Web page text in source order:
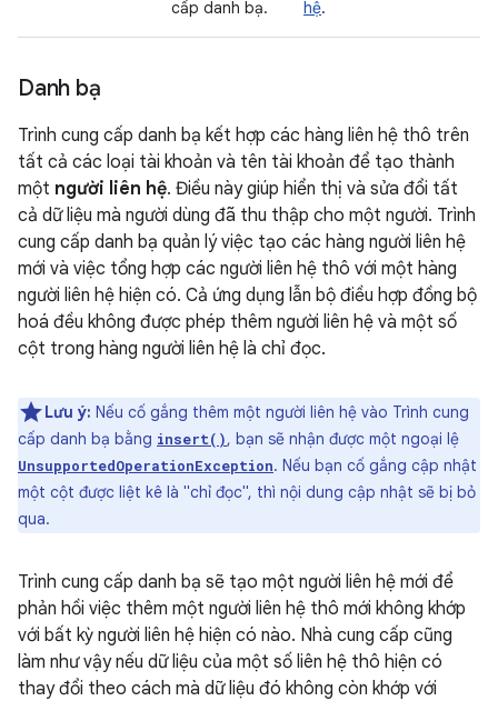
cấp danh bạ.
hệ.
Danh bạ
Trình cung cấp danh bạ kết hợp các hàng liên hệ thô trên
tất cả các loại tài khoản và tên tài khoản để tạo thành
một người liên hệ. Điều này giúp hiển thị và sửa đổi tất
cả dữ liệu mà người dùng đã thu thập cho một người. Trình
cung cấp danh bạ quản lý việc tạo các hàng người liên hệ
mới và việc tổng hợp các người liên hệ thô với một hàng
người liên hệ hiện có. Cả ứng dụng lẫn bộ điều hợp đồng bộ
hoá đều không được phép thêm người liên hệ và một số
cột trong hàng người liên hệ là chỉ đọc.
Lưu ý: Nếu cố gắng thêm một người liên hệ vào Trình cung
cấp danh bạ bằng insert(), bạn sẽ nhận được một ngoại lệ
UnsupportedOperationException. Nếu bạn cố gắng cập nhật
một cột được liệt kê là "chỉ đọc", thì nội dung cập nhật sẽ bị bỏ
qua.
Trình cung cấp danh bạ sẽ tạo một người liên hệ mới để
phản hồi việc thêm một người liên hệ thô mới không khớp
với bất kỳ người liên hệ hiện có nào. Nhà cung cấp cũng
làm như vậy nếu dữ liệu của một số liên hệ thô hiện có
thay đổi theo cách mà dữ liệu đó không còn khớp với